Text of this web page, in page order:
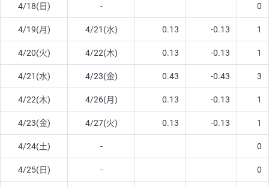
4/18(日) - 0
4/19(月) 4/21(水) 0.13 -0.13 1
4/20(火) 4/22(木) 0.13 -0.13 1
4/21(水) 4/23(金) 0.43 -0.43 3
4/22(木) 4/26(月) 0.13 -0.13 1
4/23(金) 4/27(火) 0.13 -0.13 1
4/24(土) - 0
4/25(日) - 0